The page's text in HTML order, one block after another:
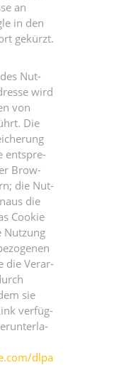
an
in den
gekürzt.
Nut­
wird
von
Die
ent­spre­
Brow­
die Nut­
die
Coo­kie
Nut­zung
die Ver­ar­
sie
ver­füg­
dlpa